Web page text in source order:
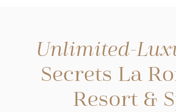
Unlimited-
Secrets La
Resort &